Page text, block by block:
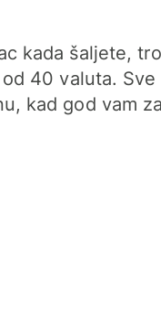
kada šaljete,
40 valuta.
kad god vam